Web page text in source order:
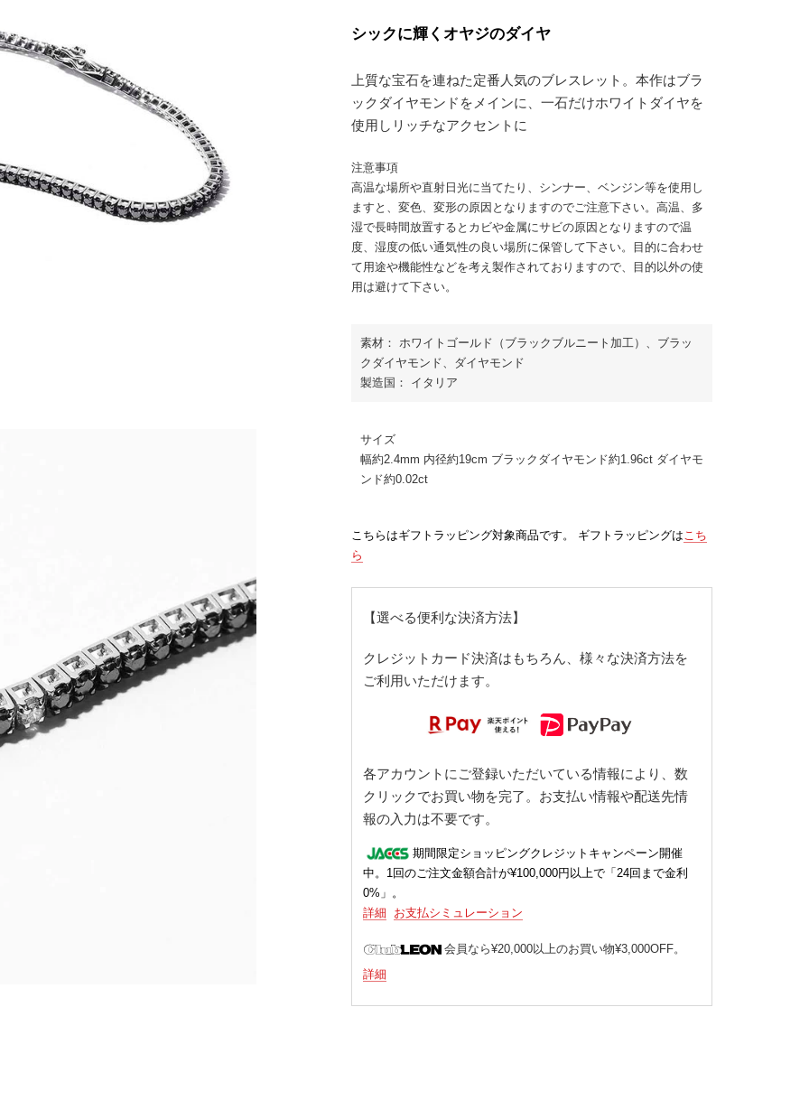
シックに輝くオヤジのダイヤ
上質な宝石を連ねた定番人気のブレスレット。本作はブラ
ックダイヤモンドをメインに、一石だけホワイトダイヤを
使用しリッチなアクセントに
注意事項
高温な場所や直射日光に当てたり、シンナー、ベンジン等を使用し
ますと、変色、変形の原因となりますのでご注意下さい。高温、多
湿で長時間放置するとカビや金属にサビの原因となりますので温
度、湿度の低い通気性の良い場所に保管して下さい。目的に合わせ
て用途や機能性などを考え製作されておりますので、目的以外の使
用は避けて下さい。
素材： ホワイトゴールド（ブラックブルニート加工）、ブラッ
クダイヤモンド、ダイヤモンド
製造国： イタリア
サイズ
幅約2.4mm 内径約19cm ブラックダイヤモンド約1.96ct ダイヤモ
ンド約0.02ct
こちらはギフトラッピング対象商品です。 ギフトラッピングは こち
ら
【選べる便利な決済方法】
クレジットカード決済はもちろん、様々な決済方法を
ご利用いただけます。
各アカウントにご登録いただいている情報により、数
クリックでお買い物を完了。お支払い情報や配送先情
報の入力は不要です。
期間限定ショッピングクレジットキャンペーン開催
中。1回のご注文金額合計が¥100,000円以上で「24回まで金利
0%」。
詳細
お支払シミュレーション
会員なら¥20,000以上のお買い物¥3,000OFF。
詳細